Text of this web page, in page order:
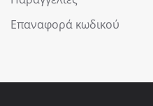
Επαναφορά κωδικού